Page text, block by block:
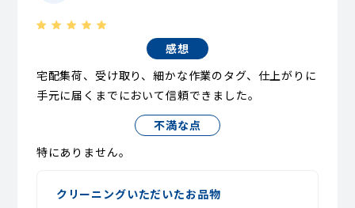
感想
宅配集荷、受け取り、細かな作業のタグ、仕上がりに
手元に届くまでにおいて信頼できました。
不満な点
特にありません。
クリーニングいただいたお品物